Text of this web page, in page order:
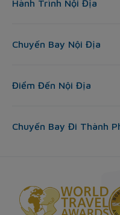
Hành Trình Nội Địa
Chuyến Bay Nội Địa
Điểm Đến Nội Địa
Chuyến Bay Đi Thành